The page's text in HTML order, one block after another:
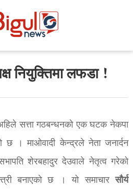
नियुक्तिमा लफडा !
सत्ता गठबन्धनको एक घटक नेकपा
छ । माओवादी केन्द्रले नेता जनार्दन
शेरबहादुर देउवाले नेतृत्व गरेको
बनाएको छ । यो समाचारसौर्य